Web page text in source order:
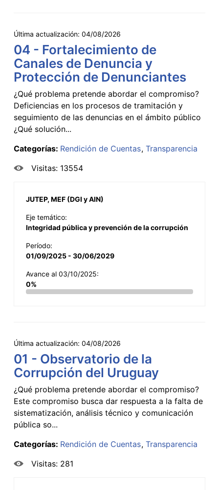
Última actualización: 04/08/2026
04 - Fortalecimiento de
Canales de Denuncia y
Protección de Denunciantes
¿Qué problema pretende abordar el compromiso?
Deficiencias en los procesos de tramitación y
seguimiento de las denuncias en el ámbito público
¿Qué solución...
Categorías: Rendición de Cuentas Transparencia
Visitas: 13554
JUTEP, MEF (DGI y AIN)
Eje temático:
Integridad pública y prevención de la corrupción
Período:
01/09/2025 - 30/06/2029
Avance al 03/10/2025:
0%
Última actualización: 04/08/2026
01 - Observatorio de la
Corrupción del Uruguay
¿Qué problema pretende abordar el compromiso?
Este compromiso busca dar respuesta a la falta de
sistematización, análisis técnico y comunicación
pública so...
Categorías: Rendición de Cuentas Transparencia
Visitas: 281